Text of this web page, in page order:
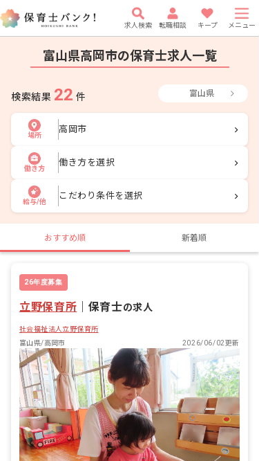
求人検索 転職相談 キープ メニュー
富山県高岡市の保育士求人一覧
検索結果 22 件 富山県
場所
高岡市
働き方
働き方を選択
給与/他
こだわり条件を選択
おすすめ順 新着順
26年度募集
立野保育所 保育士の求人
社会福祉法人立野保育所
富山県/高岡市
2026/06/02更新